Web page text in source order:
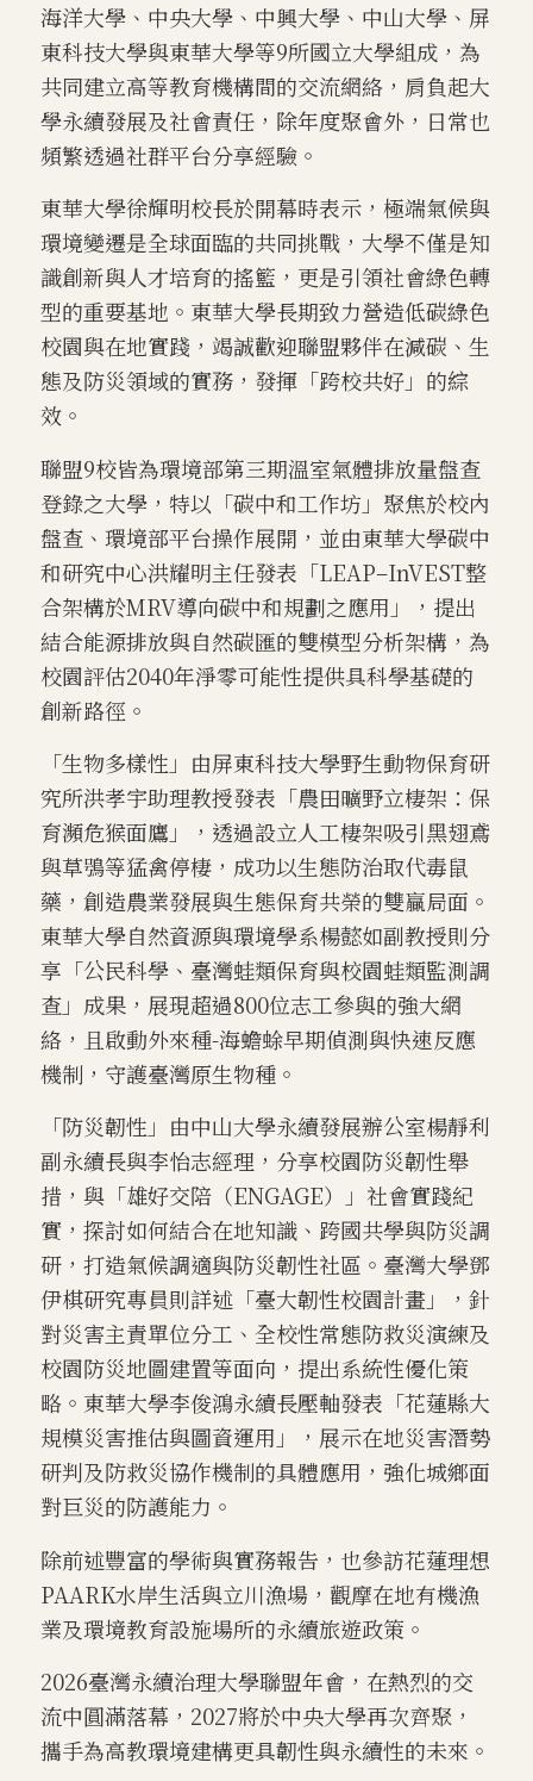
海洋大學、中央大學、中興大學、中山大學、屏
東科技大學與東華大學等9所國立大學組成，為
共同建立高等教育機構間的交流網絡，肩負起大
學永續發展及社會責任，除年度聚會外，日常也
頻繁透過社群平台分享經驗。
東華大學徐輝明校長於開幕時表示，極端氣候與
環境變遷是全球面臨的共同挑戰，大學不僅是知
識創新與人才培育的搖籃，更是引領社會綠色轉
型的重要基地。東華大學長期致力營造低碳綠色
校園與在地實踐，竭誠歡迎聯盟夥伴在減碳、生
態及防災領域的實務，發揮「跨校共好」的綜
效。
聯盟9校皆為環境部第三期溫室氣體排放量盤查
登錄之大學，特以「碳中和工作坊」聚焦於校內
盤查、環境部平台操作展開，並由東華大學碳中
和研究中心洪耀明主任發表「LEAP–InVEST整
合架構於MRV導向碳中和規劃之應用」，提出
結合能源排放與自然碳匯的雙模型分析架構，為
校園評估2040年淨零可能性提供具科學基礎的
創新路徑。
「生物多樣性」由屏東科技大學野生動物保育研
究所洪孝宇助理教授發表「農田曠野立棲架：保
育瀕危猴面鷹」，透過設立人工棲架吸引黑翅鳶
與草鴞等猛禽停棲，成功以生態防治取代毒鼠
藥，創造農業發展與生態保育共榮的雙贏局面。
東華大學自然資源與環境學系楊懿如副教授則分
享「公民科學、臺灣蛙類保育與校園蛙類監測調
查」成果，展現超過800位志工參與的強大網
絡，且啟動外來種-海蟾蜍早期偵測與快速反應
機制，守護臺灣原生物種。
「防災韌性」由中山大學永續發展辦公室楊靜利
副永續長與李怡志經理，分享校園防災韌性舉
措，與「雄好交陪（ENGAGE）」社會實踐紀
實，探討如何結合在地知識、跨國共學與防災調
研，打造氣候調適與防災韌性社區。臺灣大學鄧
伊棋研究專員則詳述「臺大韌性校園計畫」，針
對災害主責單位分工、全校性常態防救災演練及
校園防災地圖建置等面向，提出系統性優化策
略。東華大學李俊鴻永續長壓軸發表「花蓮縣大
規模災害推估與圖資運用」，展示在地災害潛勢
研判及防救災協作機制的具體應用，強化城鄉面
對巨災的防護能力。
除前述豐富的學術與實務報告，也參訪花蓮理想
PAARK水岸生活與立川漁場，觀摩在地有機漁
業及環境教育設施場所的永續旅遊政策。
2026臺灣永續治理大學聯盟年會，在熱烈的交
流中圓滿落幕，2027將於中央大學再次齊聚，
攜手為高教環境建構更具韌性與永續性的未來。